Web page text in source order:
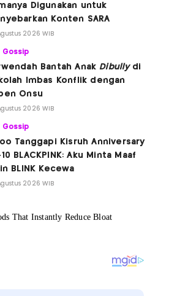
Digunakan untuk
Konten SARA
2026 WIB
Gossip
Bantah Anak Dibullydi
Imbas Konflik dengan
Onsu
2026 WIB
Gossip
Tanggapi Kisruh Anniversary
BLACKPINK: Aku Minta Maaf
BLINK Kecewa
2026 WIB